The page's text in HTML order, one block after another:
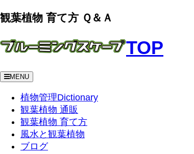
観葉植物 育て方 Ｑ＆Ａ
TOP
MENU
植物管理Dictionary
観葉植物 通販
観葉植物 育て方
風水と観葉植物
ブログ